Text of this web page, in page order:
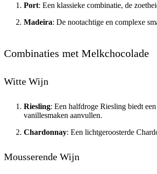
Port: Een klassieke combinatie, de
Madeira: De nootachtige en complexe
Combinaties met Melkchocolade
Witte Wijn
Riesling: Een halfdroge Riesling biedt
vanillesmaken aanvullen.
Chardonnay: Een lichtgeroosterde
Mousserende Wijn